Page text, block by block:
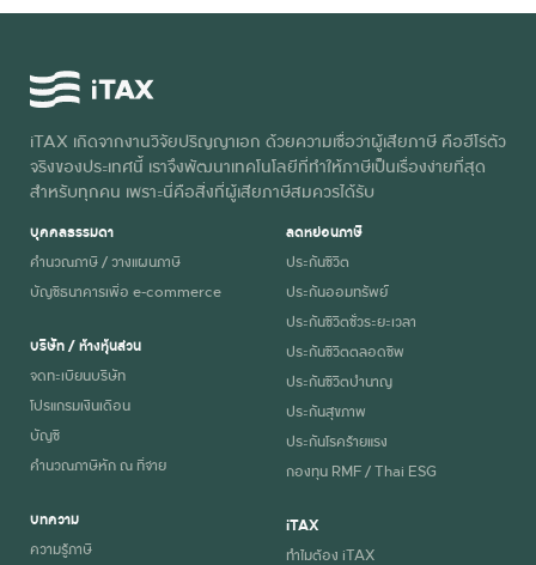
iTAX เกิดจากงานวิจัยปริญญาเอก ด้วยความเชื่อว่าผู้เสียภาษี คือฮีโร่ตัว
จริงของประเทศนี้ เราจึงพัฒนาเทคโนโลยีที่ทำให้ภาษีเป็นเรื่องง่ายที่สุด
สำหรับทุกคน เพราะนี่คือสิ่งที่ผู้เสียภาษีสมควรได้รับ
บุคคลธรรมดา
คำนวณภาษี / วางแผนภาษี
บัญชีธนาคารเพื่อ e-commerce
บริษัท / ห้างหุ้นส่วน
จดทะเบียนบริษัท
โปรแกรมเงินเดือน
บัญชี
คำนวณภาษีหัก ณ ที่จ่าย
บทความ
ความรู้ภาษี
ลดหย่อนภาษี
ประกันชีวิต
ประกันออมทรัพย์
ประกันชีวิตชั่วระยะเวลา
ประกันชีวิตตลอดชีพ
ประกันชีวิตบำนาญ
ประกันสุขภาพ
ประกันโรคร้ายแรง
กองทุน RMF / Thai ESG
iTAX
ทำไมต้อง iTAX